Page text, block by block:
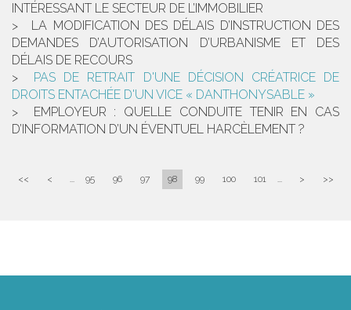
INTÉRESSANT LE SECTEUR DE L’IMMOBILIER
LA MODIFICATION DES DÉLAIS D’INSTRUCTION DES
DEMANDES D’AUTORISATION D’URBANISME ET DES
DÉLAIS DE RECOURS
PAS DE RETRAIT D'UNE DÉCISION CRÉATRICE DE
DROITS ENTACHÉE D'UN VICE « DANTHONYSABLE »
EMPLOYEUR : QUELLE CONDUITE TENIR EN CAS
D’INFORMATION D’UN ÉVENTUEL HARCÈLEMENT ?
<< < ... 95 96 97 98 99 100 101 ... > >>